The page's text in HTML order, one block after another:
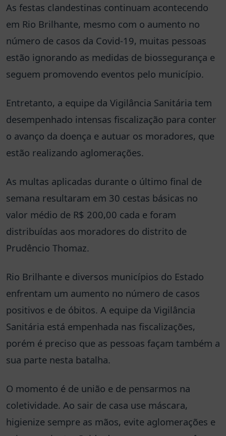
As festas clandestinas continuam acontecendo
em Rio Brilhante, mesmo com o aumento no
número de casos da Covid-19, muitas pessoas
estão ignorando as medidas de biossegurança e
seguem promovendo eventos pelo município.
Entretanto, a equipe da Vigilância Sanitária tem
desempenhado intensas fiscalização para conter
o avanço da doença e autuar os moradores, que
estão realizando aglomerações.
As multas aplicadas durante o último final de
semana resultaram em 30 cestas básicas no
valor médio de R$ 200,00 cada e foram
distribuídas aos moradores do distrito de
Prudêncio Thomaz.
Rio Brilhante e diversos municípios do Estado
enfrentam um aumento no número de casos
positivos e de óbitos. A equipe da Vigilância
Sanitária está empenhada nas fiscalizações,
porém é preciso que as pessoas façam também a
sua parte nesta batalha.
O momento é de união e de pensarmos na
coletividade. Ao sair de casa use máscara,
higienize sempre as mãos, evite aglomerações e